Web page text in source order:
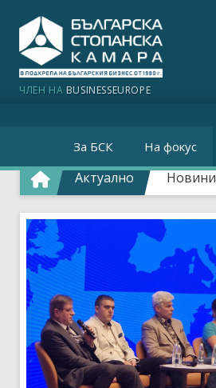
ЧЛЕН НА BUSINESSEUROPE
За БСК На фокус
Актуално Новини